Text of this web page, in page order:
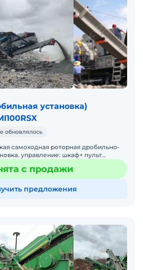
установка)
обновлялось
самоходная роторная дробильно-
управление: шкаф+ пульт
Гарантия 1 год. Пуско-
с продажи
предложения